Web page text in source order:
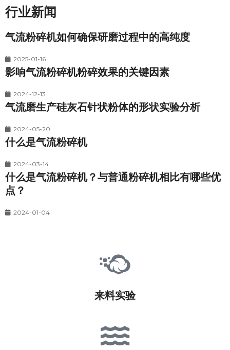
行业新闻
气流粉碎机如何确保研磨过程中的高纯度
2025-01-16
影响气流粉碎机粉碎效果的关键因素
2024-12-13
气流磨生产硅灰石针状粉体的形状实验分析
2024-05-20
什么是气流粉碎机
2024-03-14
什么是气流粉碎机？与普通粉碎机相比有哪些优
点？
2024-01-04
来料实验